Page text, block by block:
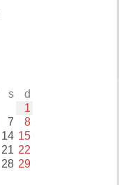
s d
1
7 8
14 15
21 22
28 29